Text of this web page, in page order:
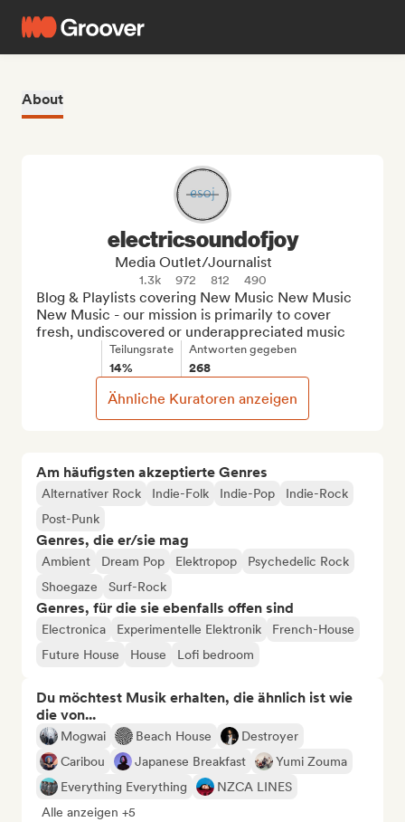
About
Am häufigsten akzeptierte Genres
Alternativer Rock Indie-Folk Indie-Pop
Indie-Rock
Post-Punk
Genres, die er/sie mag
Ambient Dream Pop Elektropop
Psychedelic Rock
Shoegaze
Surf-Rock
Genres, für die sie ebenfalls offen sind
Electronica Experimentelle Elektronik
French-House
Future House
House Lofi bedroom
Du möchtest Musik erhalten, die ähnlich ist wie
die von...
Mogwai Beach House
Destroyer
Caribou
Japanese Breakfast
Yumi Zouma
Everything Everything
NZCA LINES
Alle anzeigen +5
electricsoundofjoy
Media Outlet/Journalist
1.3k 972 812 490
Blog & Playlists covering New Music New Music
New Music - our mission is primarily to cover
fresh, undiscovered or underappreciated music
Teilungsrate
14%
Antworten gegeben
268
Ähnliche Kuratoren anzeigen